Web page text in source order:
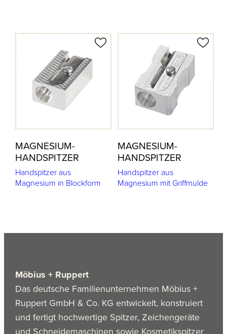
MAGNESIUM-
HANDSPITZER
Handspitzer aus
Magnesium in Blockform
merken
MAGNESIUM-
HANDSPITZER
Handspitzer aus
Magnesium mit Griffmulde
Produkt merken
Möbius + Ruppert
Das deutsche Familienunternehmen Möbius +
Ruppert GmbH & Co. KG entwickelt, konstruiert
und fertigt hochwertige Spitzer, Zeichengeräte
und Schneidemaschinen sowie Kosmetikspitzer